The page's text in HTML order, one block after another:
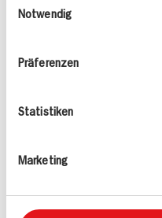
bereitgestellt haben
Notwendig
Präferenzen
Statistiken
Marketing
Angebote & Coupons
Rezepte
Sortiment
Marktfinder